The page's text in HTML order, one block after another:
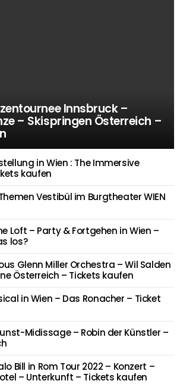
Innsbruck –
– Skispringen Österreich –
in Wien : The Immersive
kaufen
Vestibül im Burgtheater WIEN
Loft – Party & Fortgehen in Wien –
los?
Glenn Miller Orchestra – Wil Salden
Österreich – Tickets kaufen
in Wien – Das Ronacher – Ticket
Midissage – Robin der Künstler –
Bill in Rom Tour 2022 – Konzert –
– Unterkunft – Tickets kaufen